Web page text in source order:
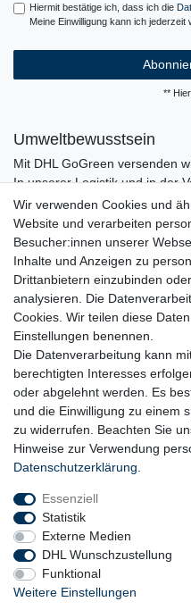
Hiermit bestätige ich, dass ich die
Meine Einwilligung kann ich jederzeit
**
Umweltbewusstsein
Mit DHL GoGreen versenden
In unserer Logistik und in der
immer es möglich ist, auf den
Plastik.
Widerrufs­recht
Wir verwenden Cookies und
Website und verarbeiten
Besucher:innen unserer
Inhalte und Anzeigen zu
Drittanbietern einzubinden
analysieren. Die
Cookies. Wir teilen diese
Einstellungen benennen.
Die Datenverarbeitung kann
berechtigten Interesses
oder abgelehnt werden. Es
und die Einwilligung zu einem
zu widerrufen. Beachten Sie
Hinweise zur Verwendung
Daten­schutz­erklärung
Essenziell
Statistik
Externe Medien
DHL Wunschzustellung
Funktional
Weitere Einstellungen